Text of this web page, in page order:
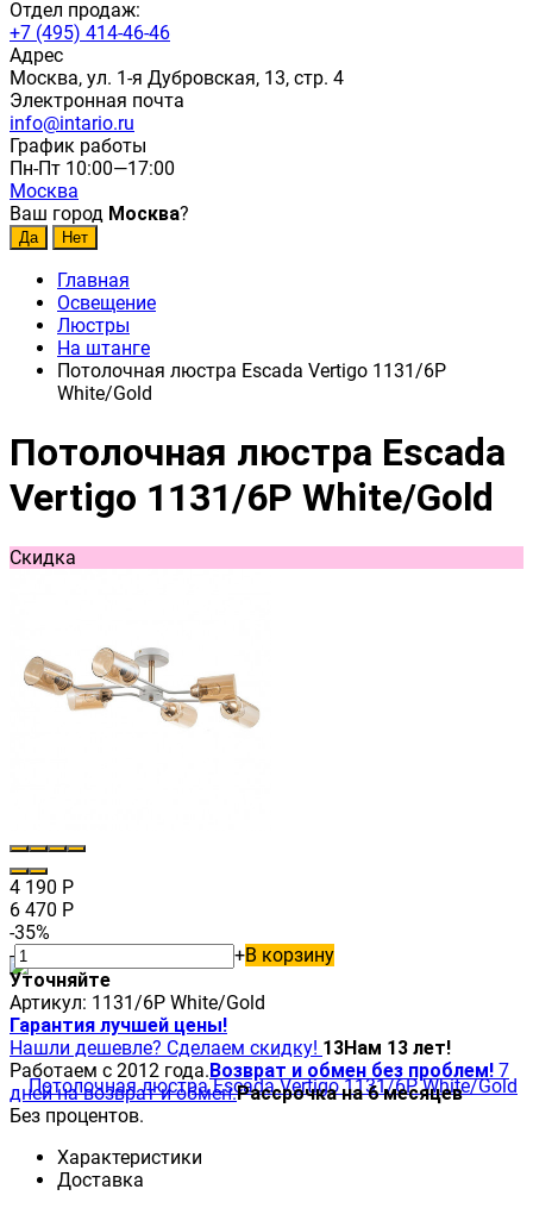
Отдел продаж:
+7 (495) 414-46-46
Адрес
Москва, ул. 1-я Дубровская, 13, стр. 4
Электронная почта
info@intario.ru
График работы
Пн-Пт 10:00—17:00
Москва
Ваш город Москва?
Главная
Освещение
Люстры
На штанге
Потолочная люстра Escada Vertigo 1131/6P
White/Gold
Потолочная люстра Escada
Vertigo 1131/6P White/Gold
Скидка
4 190 Р
6 470 Р
-35%
-
+В корзину
Уточняйте
Артикул: 1131/6P White/Gold
Гарантия лучшей цены!
Нашли дешевле? Сделаем скидку! 13Нам 13 лет!
Работаем с 2012 года.Возврат и обмен без проблем! 7
дней на возврат и обмен.Рассрочка на 6 месяцев
Без процентов.
Характеристики
Доставка